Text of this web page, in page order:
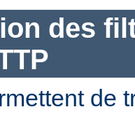
des
de